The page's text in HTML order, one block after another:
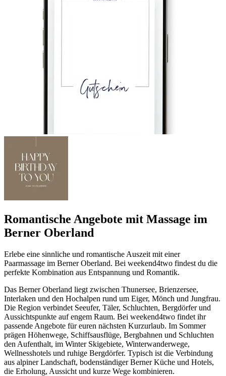
Romantische Angebote mit Massage im
Berner Oberland
Erlebe eine sinnliche und romantische Auszeit mit einer
Paarmassage im Berner Oberland. Bei weekend4two findest du die
perfekte Kombination aus Entspannung und Romantik.
Das Berner Oberland liegt zwischen Thunersee, Brienzersee,
Interlaken und den Hochalpen rund um Eiger, Mönch und Jungfrau.
Die Region verbindet Seeufer, Täler, Schluchten, Bergdörfer und
Aussichtspunkte auf engem Raum. Bei weekend4two findet ihr
passende Angebote für euren nächsten Kurzurlaub. Im Sommer
prägen Höhenwege, Schiffsausflüge, Bergbahnen und Schluchten
den Aufenthalt, im Winter Skigebiete, Winterwanderwege,
Wellnesshotels und ruhige Bergdörfer. Typisch ist die Verbindung
aus alpiner Landschaft, bodenständiger Berner Küche und Hotels,
die Erholung, Aussicht und kurze Wege kombinieren.